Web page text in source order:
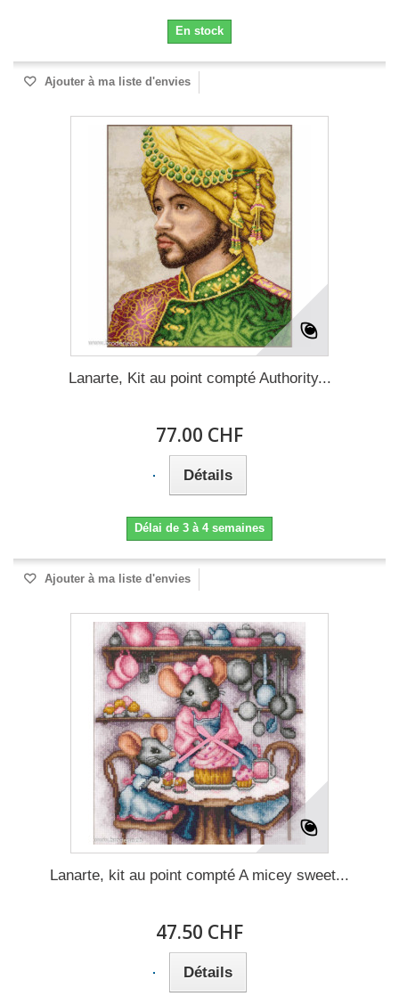
En stock
Ajouter à ma liste d'envies
Lanarte, Kit au point compté Authority...
77.00 CHF
Détails
Délai de 3 à 4 semaines
Ajouter à ma liste d'envies
Lanarte, kit au point compté A micey sweet...
47.50 CHF
Détails